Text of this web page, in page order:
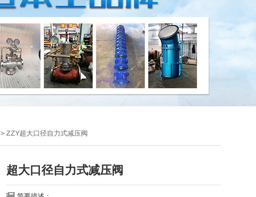
> ZZY超大口径自力式减压阀
超大口径自力式减压阀